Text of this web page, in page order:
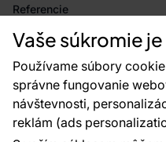
Vaše súkromie
Používame súbory
správne fungovanie
návštevnosti,
reklám (ads
Referencie
Rady a tipy
Najčastejšie otázky
Kontakty